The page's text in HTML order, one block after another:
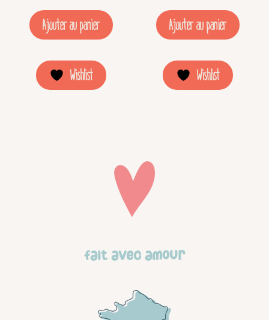
Ajouter au panier
Wishlist
Ajouter au panier
Wishlist
Fait avec amour